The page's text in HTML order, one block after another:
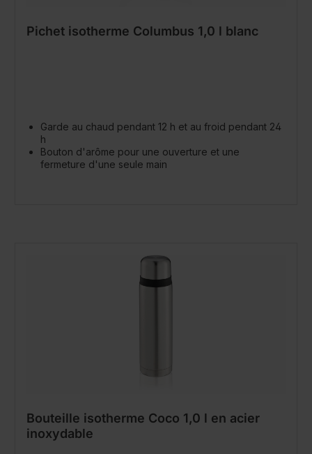
Pichet isotherme Columbus 1,0 l blanc
Garde au chaud pendant 12 h et au froid pendant 24
h
Bouton d'arôme pour une ouverture et une
fermeture d'une seule main
Bouteille isotherme Coco 1,0 l en acier
inoxydable